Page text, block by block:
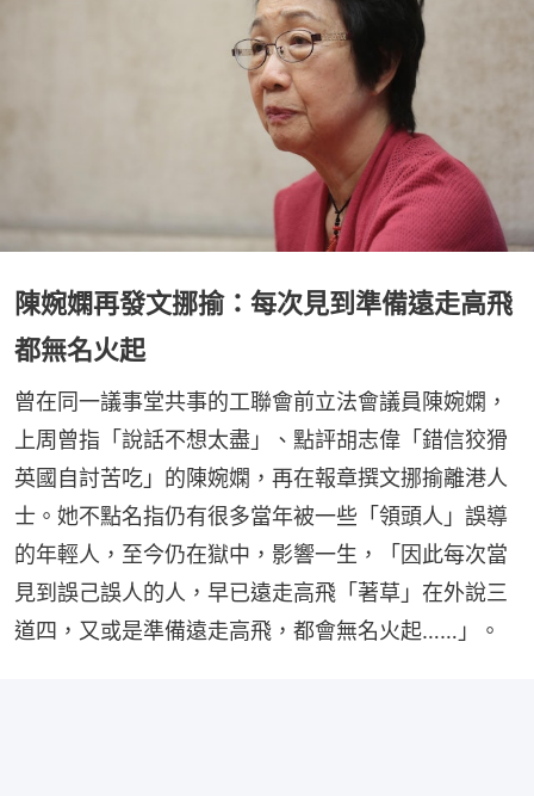
陳婉嫻再發文挪揄：每次見到準備遠走高飛
都無名火起
曾在同一議事堂共事的工聯會前立法會議員陳婉嫻，
上周曾指「說話不想太盡」、點評胡志偉「錯信狡猾
英國自討苦吃」的陳婉嫻，再在報章撰文挪揄離港人
士。她不點名指仍有很多當年被一些「領頭人」誤導
的年輕人，至今仍在獄中，影響一生，「因此每次當
見到誤己誤人的人，早已遠走高飛「著草」在外說三
道四，又或是準備遠走高飛，都會無名火起……」。